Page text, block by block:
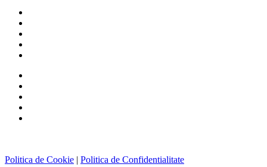
Politica de Cookie | Politica de Confidentialitate